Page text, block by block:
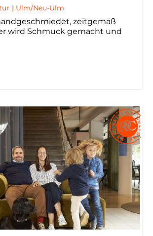
| Ulm/Neu-Ulm
zeitgemäß
wird Schmuck gemacht und